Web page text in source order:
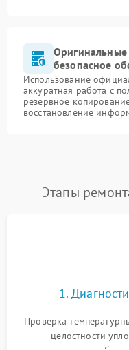
безопасное
Использование
аккуратная работа с
резервное
восстановление
Этапы
1.
Проверка
целостности